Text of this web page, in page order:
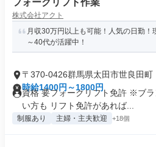
フォークリフト作業
株式会社アクト
月収30万円以上も可能！人気の日勤
～40代が活躍中！
〒370-0426群馬県太田市世良田町
時給1400円～1800円
資格 要フォークリフト免許 ※ブ
い方も リフト免許があれば...
制服あり 主婦・主夫歓迎 +18個